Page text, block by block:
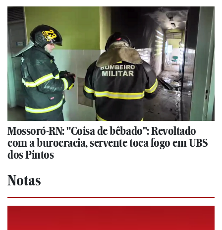
Mossoró-RN: "Coisa de bêbado": Revoltado
com a burocracia, servente toca fogo em UBS
dos Pintos
Notas